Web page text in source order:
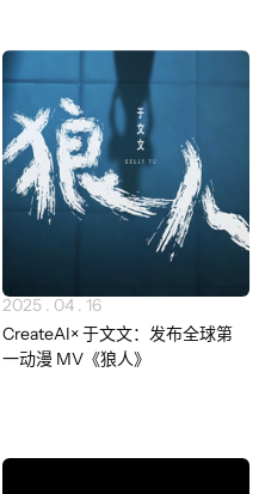
2025 . 04 . 16
CreateAI× 于文文：发布全球第
一动漫 MV《狼人》